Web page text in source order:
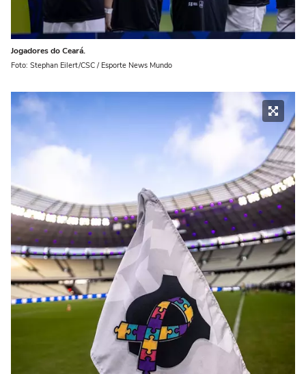
Jogadores do Ceará.
Foto: Stephan Eilert/CSC / Esporte News Mundo